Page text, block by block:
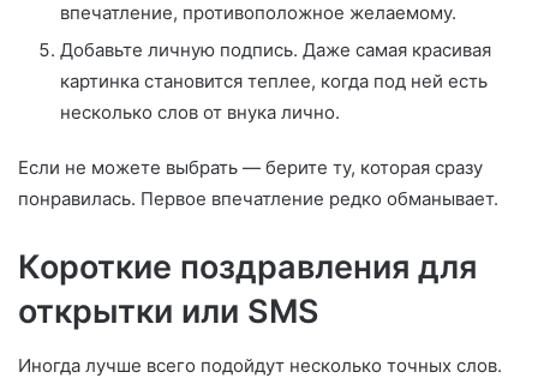
впечатление, противоположное желаемому.
Добавьте личную подпись. Даже самая красивая
картинка становится теплее, когда под ней есть
несколько слов от внука лично.
Если не можете выбрать — берите ту, которая сразу
понравилась. Первое впечатление редко обманывает.
Короткие поздравления для
открытки или SMS
Иногда лучше всего подойдут несколько точных слов.